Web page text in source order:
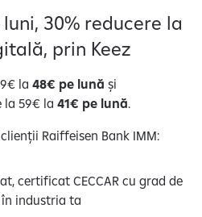
30% reducere la
prin Keez
la 48€ pe lună și
la 59€ la 41€ pe lună.
Raiffeisen Bank IMM:
certificat CECCAR cu grad de
industria ta